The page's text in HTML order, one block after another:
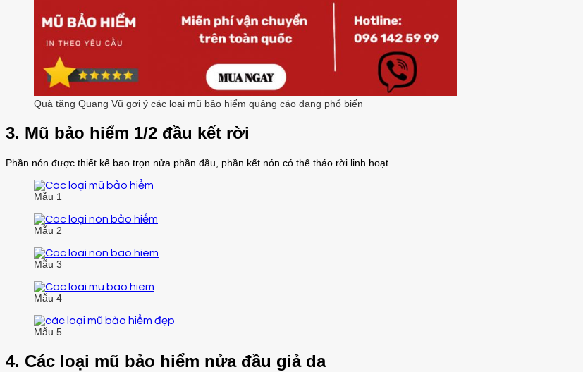
Quà tặng Quang Vũ gợi ý các loại mũ bảo hiểm quảng cáo đang phổ biến
3. Mũ bảo hiểm 1/2 đầu kết rời
Phần nón được thiết kế bao trọn nửa phần đầu, phần kết nón có thể tháo rời linh hoạt.
Mẫu 1
Mẫu 2
Mẫu 3
Mẫu 4
Mẫu 5
4. Các loại mũ bảo hiểm nửa đầu giả da